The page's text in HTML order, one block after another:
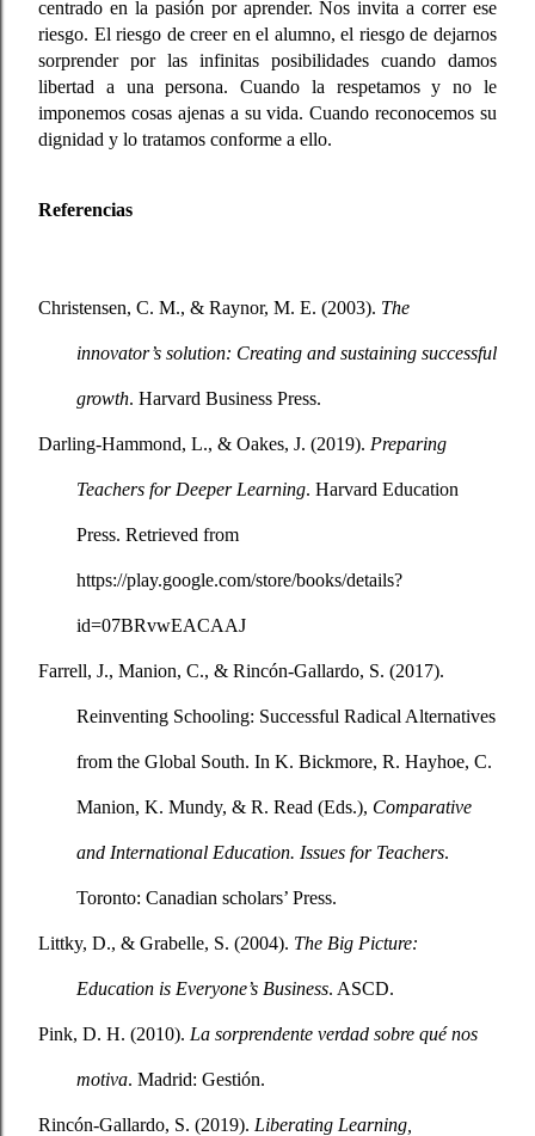
centrado en la pasión por aprender. Nos invita a correr ese
riesgo. El riesgo de creer en el alumno, el riesgo de dejarnos
sorprender por las infinitas posibilidades cuando damos
libertad a una persona. Cuando la respetamos y no le
imponemos cosas ajenas a su vida. Cuando reconocemos su
dignidad y lo tratamos conforme a ello.
Referencias
Christensen, C. M., & Raynor, M. E. (2003). The
innovator’s solution: Creating and sustaining successful
growth. Harvard Business Press.
Darling-Hammond, L., & Oakes, J. (2019). Preparing
Teachers for Deeper Learning. Harvard Education
https://play.google.com/store/books/details?
id=07BRvwEACAAJ
Farrell, J., Manion, C., & Rincón-Gallardo, S. (2017).
Reinventing Schooling: Successful Radical Alternatives
from the Global South. In K. Bickmore, R. Hayhoe, C.
Manion, K. Mundy, & R. Read (Eds.), Comparative
and International Education. Issues for Teachers.
Toronto: Canadian scholars’ Press.
Littky, D., & Grabelle, S. (2004). The Big Picture:
Education is Everyone’s Business. ASCD.
Pink, D. H. (2010). La sorprendente verdad sobre qué nos
motiva. Madrid: Gestión.
Rincón-Gallardo, S. (2019). Liberating Learning,